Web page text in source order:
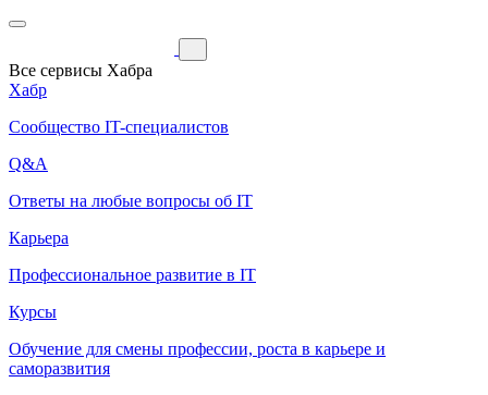
Все сервисы Хабра
Хабр
Сообщество IT-специалистов
Q&A
Ответы на любые вопросы об IT
Карьера
Профессиональное развитие в IT
Курсы
Обучение для смены профессии, роста в карьере и
саморазвития